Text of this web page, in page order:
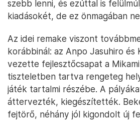
szebb lenni, és ezúttal is
kiadásokét, de ez önmagában
Az idei remake viszont
korábbinál: az Anpo Jasuhiro és
vezette fejlesztőcsapat a
tiszteletben tartva rengeteg
játék tartalmi részébe. A
áttervezték, kiegészítették.
fejtörő, néhány jól kigondolt új